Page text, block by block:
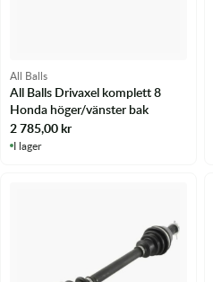
All Balls
All Balls Drivaxel komplett 8
Honda höger/vänster bak
2 785,00kr
I lager